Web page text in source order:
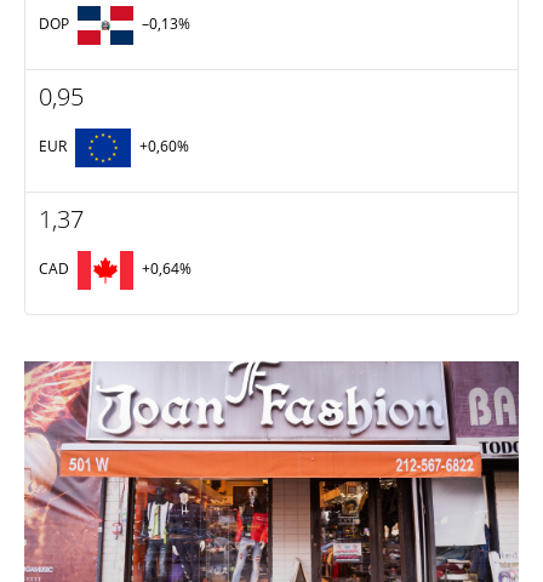
DOP –0,13%
0,95
EUR +0,60%
1,37
CAD +0,64%